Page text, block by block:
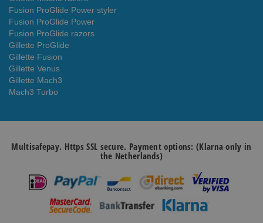
Fusion ProGlide Power styler
Fusion ProGlide Power
Fusion ProGlide razors
Gillette ProGlide
Gillette Fusion
Gillette Venus
Gillette Mach3
Mach3 Turbo
Multisafepay. Https SSL secure. Payment options: (Klarna only in
the Netherlands)